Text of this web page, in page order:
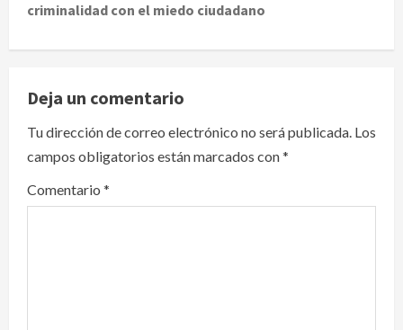
n
a
v
i
g
a
criminalidad con el miedo ciudadano
Deja un comentario
Tu dirección de correo electrónico no será publicada. Los
campos obligatorios están marcados con*
Comentario *